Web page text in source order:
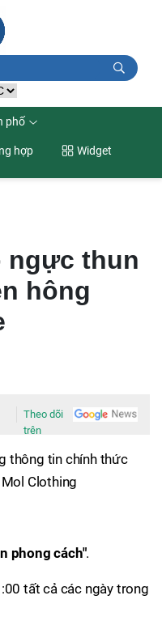
phố
hợp Widget
ngực thun
hông
Theo dõi
trên
thông tin chính thức
Clothing
phong cách".
tất cả các ngày trong